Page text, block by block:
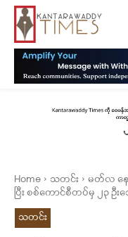
Home သတင်း
မတ်လ နေ
ပြီး စစ်ကောင်စီတပ်မှ ၂၃ ဦ
သတင်း